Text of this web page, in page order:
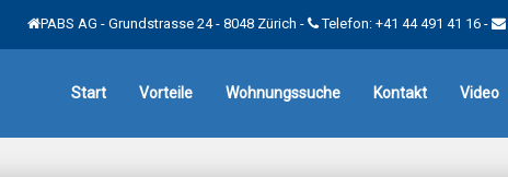
PABS AG - Grundstrasse 24 - 8048 Zürich - Telefon: +41 44 491 41 16 -
Start Vorteile Wohnungssuche Kontakt Video